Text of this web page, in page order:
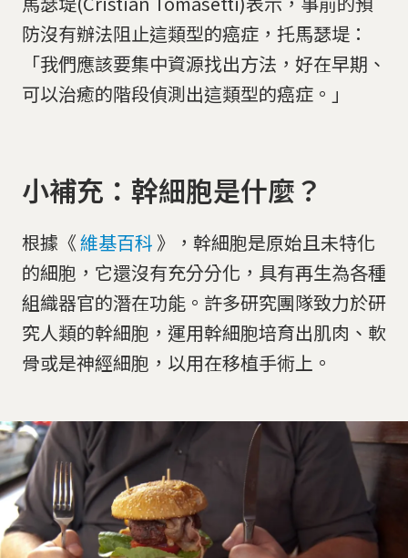
防沒有辦法阻止這類型的癌症，托馬瑟堤：
「我們應該要集中資源找出方法，好在早期、
可以治癒的階段偵測出這類型的癌症。」
小補充：幹細胞是什麼？
根據《維基百科 》，幹細胞是原始且未特化
的細胞，它還沒有充分分化，具有再生為各種
組織器官的潛在功能。許多研究團隊致力於研
究人類的幹細胞，運用幹細胞培育出肌肉、軟
骨或是神經細胞，以用在移植手術上。